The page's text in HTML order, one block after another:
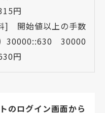
円
] 開始値以上の手数
30000::630 30000
円
のログイン画面から